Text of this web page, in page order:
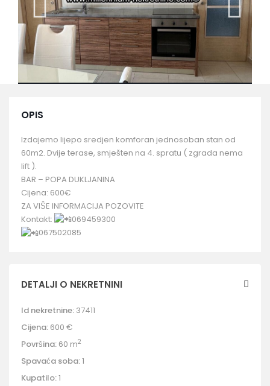
OPIS
Izdajemo lijepo sredjen komforan jednosoban stan od
60m2. Dvije terase, smješten na 4. spratu ( zgrada nema
lift ).
BAR – POPA DUKLJANINA
Cijena: 600€
ZA VIŠE INFORMACIJA POZOVITE
Kontakt:
069459300
067502085
DETALJI O NEKRETNINI
Id nekretnine: 37411
Cijena: 600 €
Površina: 60 m2
Spavaća soba:1
Kupatilo:1